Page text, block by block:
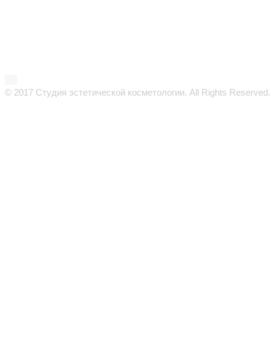
© 2017 Студия эстетической косметологии. All Rights Reserved.